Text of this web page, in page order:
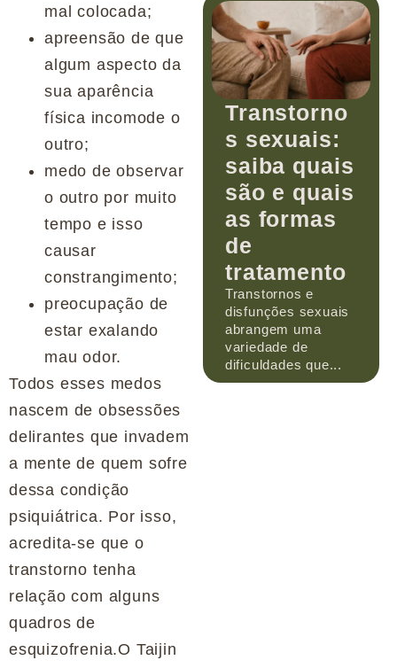
mal colocada;
apreensão de que
algum aspecto da
sua aparência
física incomode o
outro;
medo de observar
o outro por muito
tempo e isso
causar
constrangimento;
preocupação de
estar exalando
mau odor.
Todos esses medos
nascem de obsessões
delirantes que invadem
a mente de quem sofre
dessa condição
psiquiátrica. Por isso,
acredita-se que o
transtorno tenha
relação com alguns
quadros de
esquizofrenia.O Taijin
Transtorno
s sexuais:
saiba quais
são e quais
as formas
de
tratamento
Transtornos e
disfunções sexuais
abrangem uma
variedade de
dificuldades que...